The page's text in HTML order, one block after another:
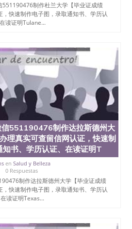
制作杜兰大学【毕业证成绩
快速制作电子图，录取通知书、学历认
读证明Tulane...
551190476制作达拉斯德州大
理真实可查留信网认证，快速制
知书、学历认证、在读证明T
en Salud y Belleza
0 Respuestas
制作达拉斯德州大学【毕业证成绩
快速制作电子图，录取通知书、学历认
读证明Texas...